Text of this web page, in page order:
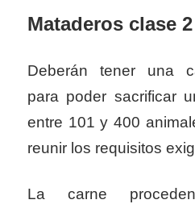
Mataderos clase 2
Deberán tener una
para poder sacrificar
entre 101 y 400
reunir los requisitos
La carne